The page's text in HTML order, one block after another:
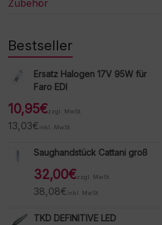
Zubehör
Bestseller
Ersatz Halogen 17V 95W für
Faro EDI
10,95€zzgl. MwSt.
13,03€ inkl. MwSt.
Saughandstück Cattani groß
32,00€zzgl. MwSt.
38,08€ inkl. MwSt.
TKD DEFINITIVE LED